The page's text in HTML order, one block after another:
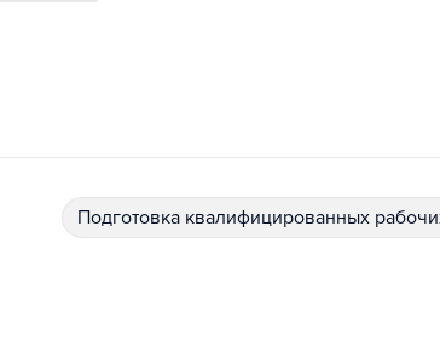
подготовка квалифицированных